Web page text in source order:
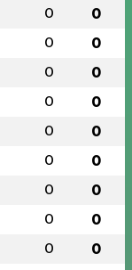
0 0
0 0
0 0
0 0
0 0
0 0
0 0
0 0
0 0